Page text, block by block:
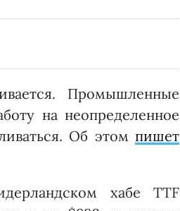
Промышленные
на неопределенное
Об этом пишет
хабе TTF